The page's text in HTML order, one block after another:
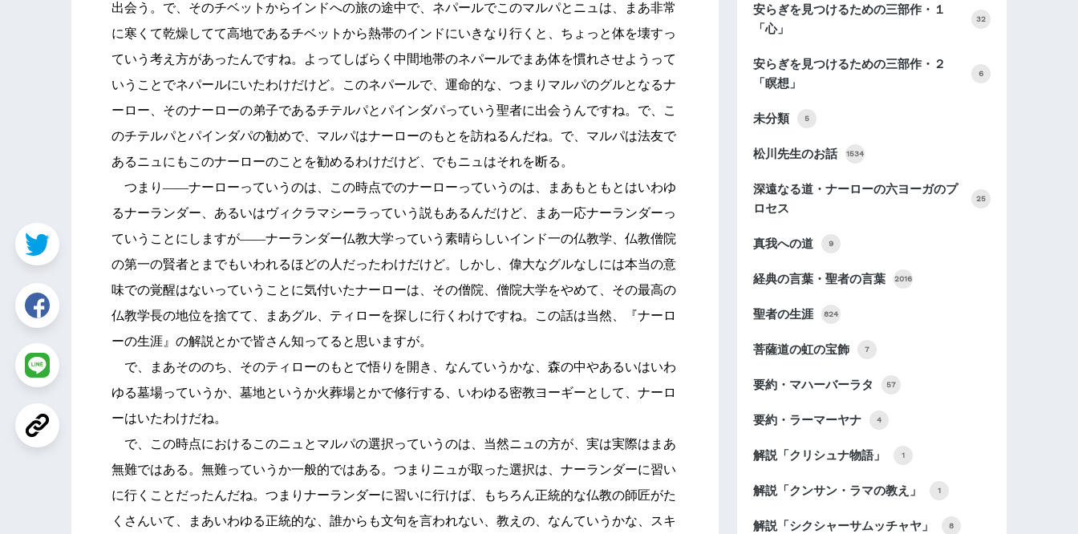
出会う。で、そのチベットからインドへの旅の途中で、ネパールでこのマルパとニュは、まあ非常
に寒くて乾燥してて高地であるチベットから熱帯のインドにいきなり行くと、ちょっと体を壊すっ
ていう考え方があったんですね。よってしばらく中間地帯のネパールでまあ体を慣れさせようって
いうことでネパールにいたわけだけど。このネパールで、運命的な、つまりマルパのグルとなるナ
ーロー、そのナーローの弟子であるチテルパとパインダパっていう聖者に出会うんですね。で、こ
のチテルパとパインダパの勧めで、マルパはナーローのもとを訪ねるんだね。で、マルパは法友で
あるニュにもこのナーローのことを勧めるわけだけど、でもニュはそれを断る。
つまり――ナーローっていうのは、この時点でのナーローっていうのは、まあもともとはいわゆ
るナーランダー、あるいはヴィクラマシーラっていう説もあるんだけど、まあ一応ナーランダーっ
ていうことにしますが――ナーランダー仏教大学っていう素晴らしいインド一の仏教学、仏教僧院
の第一の賢者とまでもいわれるほどの人だったわけだけど。しかし、偉大なグルなしには本当の意
味での覚醒はないっていうことに気付いたナーローは、その僧院、僧院大学をやめて、その最高の
仏教学長の地位を捨てて、まあグル、ティローを探しに行くわけですね。この話は当然、『ナーロ
ーの生涯』の解説とかで皆さん知ってると思いますが。
で、まあそののち、そのティローのもとで悟りを開き、なんていうかな、森の中やあるいはいわ
ゆる墓場っていうか、墓地というか火葬場とかで修行する、いわゆる密教ヨーギーとして、ナーロ
ーはいたわけだね。
で、この時点におけるこのニュとマルパの選択っていうのは、当然ニュの方が、実は実際はまあ
無難ではある。無難っていうか一般的ではある。つまりニュが取った選択は、ナーランダーに習い
に行くことだったんだね。つまりナーランダーに習いに行けば、もちろん正統的な仏教の師匠がた
くさんいて、まあいわゆる正統的な、誰からも文句を言われない、教えの、なんていうかな、スキ
安らぎを見つけるための三部作・１
「心」
32
安らぎを見つけるための三部作・２
「瞑想」
6
未分類 5
松川先生のお話 1534
深遠なる道・ナーローの六ヨーガのプ
ロセス
25
真我への道 9
経典の言葉・聖者の言葉 2016
聖者の生涯 824
菩薩道の虹の宝飾 7
要約・マハーバーラタ 57
要約・ラーマーヤナ 4
解説「クリシュナ物語」 1
解説「クンサン・ラマの教え」 1
解説「シクシャーサムッチャヤ」 8